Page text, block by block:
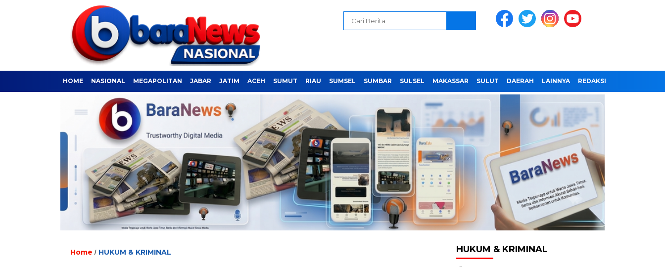
HOME NASIONAL MEGAPOLITAN JABAR JATIM ACEH SUMUT RIAU SUMSEL SUMBAR SULSEL MAKASSAR SULUT DAERAH LAINNYA REDAKSI
Home / HUKUM & KRIMINAL HUKUM & KRIMINAL